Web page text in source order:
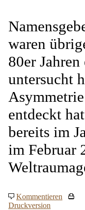
waren
80er
untersucht
entdeckt
bereits im
im Februar
Kommentieren
Druckversion